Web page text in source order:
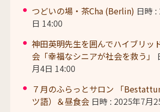
つどいの場・茶Cha (Berlin) 日時
日 14:00
神田英明先生を囲んでハイブリッ
会「幸福なシニアが社会を救う」
月4日 14:00
７月のふらっとサロン 「
ツ語）＆昼食会日時 : 2025年7月